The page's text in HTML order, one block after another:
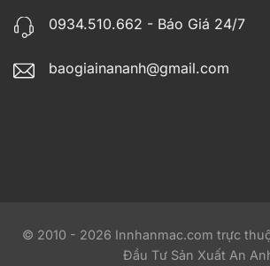
0934.510.662 - Báo Giá 24/7
baogiainananh@gmail.com
© 2010 - 2026 Innhanmac.com trực
Đầu Tư Sản Xuất An